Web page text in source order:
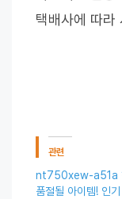
택배사에 따라
관련
nt750xew-a51a
품절될 아이템! 인